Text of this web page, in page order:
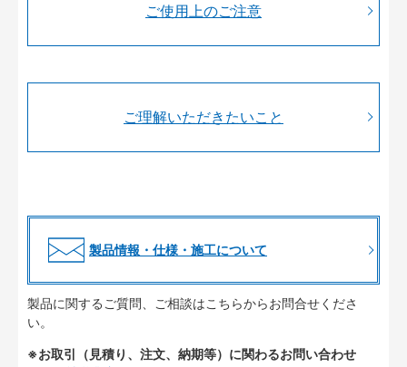
ご使用上のご注意
ご理解いただきたいこと
製品情報・仕様・施工について
製品に関するご質問、ご相談はこちらからお問合せくださ
い。
※お取引（見積り、注文、納期等）に関わるお問い合わせ